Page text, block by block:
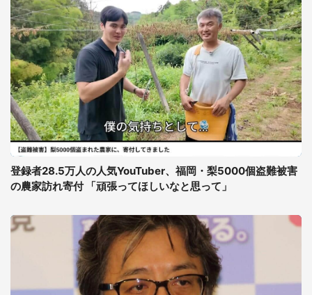
登録者28.5万人の人気YouTuber、福岡・梨5000個盗難被害
の農家訪れ寄付 「頑張ってほしいなと思って」